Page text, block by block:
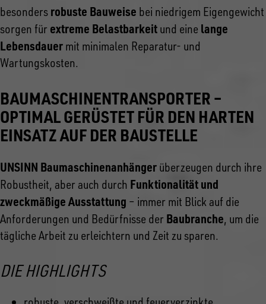
besonders robuste Bauweise bei niedrigem Eigengewicht
sorgen für extreme Belastbarkeit und eine lange
Lebensdauer mit minimalen Reparatur- und
Wartungskosten.
BAUMASCHINENTRANSPORTER –
OPTIMAL GERÜSTET FÜR DEN HARTEN
EINSATZ AUF DER BAUSTELLE
UNSINN Baumaschinenanhänger überzeugen durch ihre
Robustheit, aber auch durch Funktionalität und
zweckmäßige Ausstattung – immer mit Blick auf die
Anforderungen und Bedürfnisse der Baubranche, um die
tägliche Arbeit zu erleichtern und Zeit zu sparen.
DIE HIGHLIGHTS